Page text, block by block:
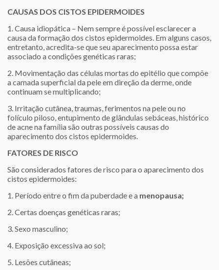
CAUSAS DOS CISTOS EPIDERMOIDES
1. Causa idiopática – Nem sempre é possível esclarecer a
causa da formação dos cistos epidermoides. Em alguns casos,
entretanto, acredita-se que seu aparecimento possa estar
associado a condições genéticas raras;
2. Movimentação das células mortas do epitélio que compõe
a camada superficial da pele em direção da derme, onde
continuam se multiplicando;
3. Irritação cutânea, traumas, ferimentos na pele ou no
folículo piloso, entupimento de glândulas sebáceas, histórico
de acne na família são outras possíveis causas do
aparecimento dos cistos epidermoides.
FATORES DE RISCO
São considerados fatores de risco para o aparecimento dos
cistos epidermoides:
1. Período entre o fim da puberdade e a menopausa;
2. Certas doenças genéticas raras;
3. Sexo masculino;
4. Exposição excessiva ao sol;
5. Lesões cutâneas;